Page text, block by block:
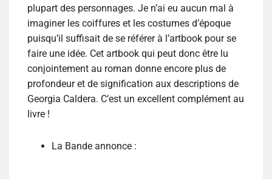
plupart des personnages. Je n’ai eu aucun mal à
imaginer les coiffures et les costumes d’époque
puisqu’il suffisait de se référer à l’artbook pour se
faire une idée. Cet artbook qui peut donc être lu
conjointement au roman donne encore plus de
profondeur et de signification aux descriptions de
Georgia Caldera. C’est un excellent complément au
livre !
La Bande annonce :